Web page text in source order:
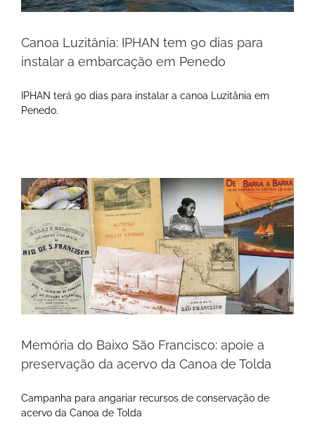
Canoa Luzitânia: IPHAN tem 90 dias para
instalar a embarcação em Penedo
IPHAN terá 90 dias para instalar a canoa Luzitânia em
Penedo.
Memória do Baixo São Francisco: apoie a
preservação da acervo da Canoa de Tolda
Campanha para angariar recursos de conservação de
acervo da Canoa de Tolda